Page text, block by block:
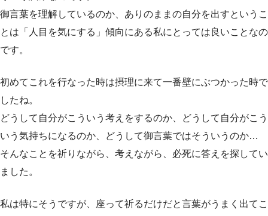
御言葉を理解しているのか、ありのままの自分を出すというこ
とは「人目を気にする」傾向にある私にとっては良いことなの
です。
初めてこれを行なった時は摂理に来て一番壁にぶつかった時で
したね。
どうして自分がこういう考えをするのか、どうして自分がこう
いう気持ちになるのか、どうして御言葉ではそういうのか…
そんなことを祈りながら、考えながら、必死に答えを探してい
ました。
私は特にそうですが、座って祈るだけだと言葉がうまく出てこ